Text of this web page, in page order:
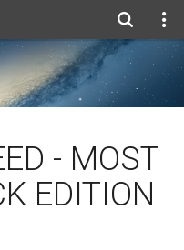
- MOST
EDITION